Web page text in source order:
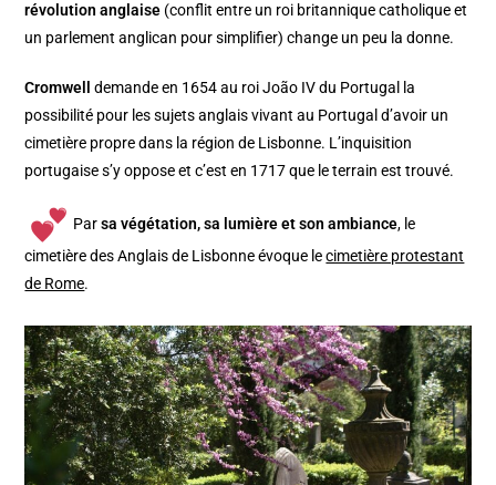
révolution anglaise (conflit entre un roi britannique catholique et
un parlement anglican pour simplifier) change un peu la donne.
Cromwell
demande en 1654 au roi João IV du Portugal la
possibilité pour les sujets anglais vivant au Portugal d’avoir un
cimetière propre dans la région de Lisbonne. L’inquisition
portugaise s’y oppose et c’est en 1717 que le terrain est trouvé.
Parsa végétation, sa lumière et son ambiance, le
cimetière des Anglais de Lisbonne évoque lecimetière protestant
de Rome.